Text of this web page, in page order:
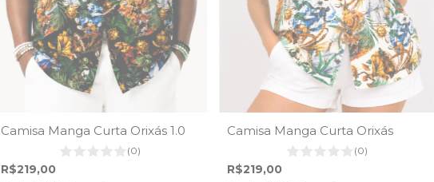
Camisa Manga Curta Orixás 1.0
(0)
R$219,00
Camisa Manga Curta Orixás
(0)
R$219,00